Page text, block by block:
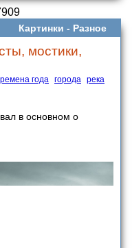
Картинки - Разное
мостики,
года города река
в основном о